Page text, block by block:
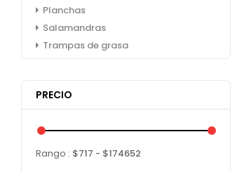
Planchas
Salamandras
Trampas de grasa
PRECIO
Rango : $717 - $174652